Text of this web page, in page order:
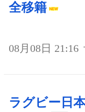
全移籍
08月08日 21:16
ラグビー日